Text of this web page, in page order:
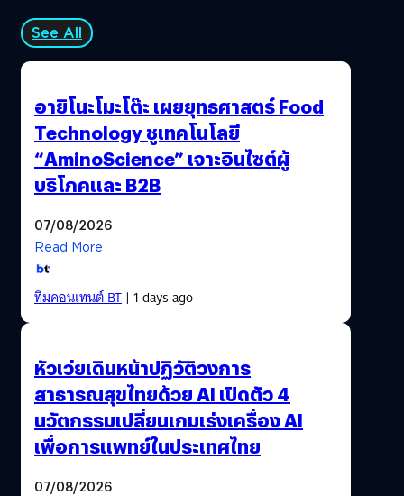
See All
อายิโนะโมะโต๊ะ เผยยุทธศาสตร์ Food
Technology ชูเทคโนโลยี
“AminoScience” เจาะอินไซต์ผู้
บริโภคและ B2B
07/08/2026
Read More
ทีมคอนเทนต์ BT| 1 days ago
หัวเว่ยเดินหน้าปฏิวัติวงการ
สาธารณสุขไทยด้วย AI เปิดตัว 4
นวัตกรรมเปลี่ยนเกมเร่งเครื่อง AI
เพื่อการแพทย์ในประเทศไทย
07/08/2026